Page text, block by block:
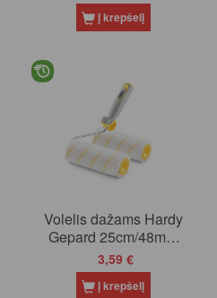
Į krepšelį
Volelis dažams Hardy
Gepard 25cm/48mm
(0110-154825)
3,59 €
Į krepšelį